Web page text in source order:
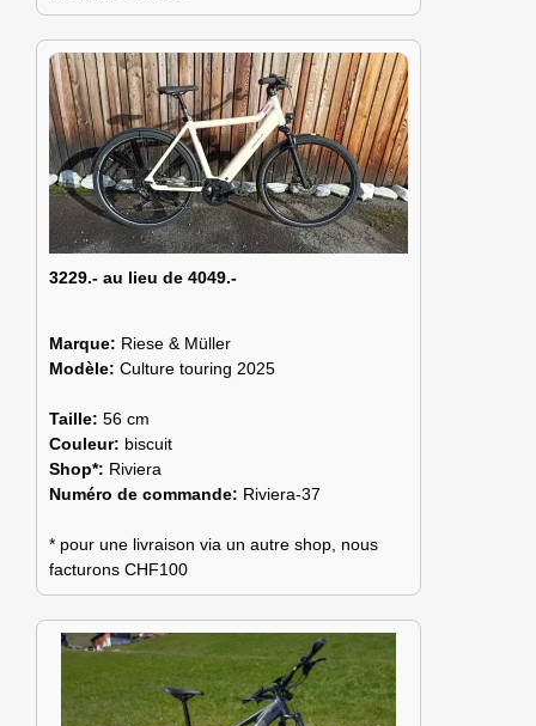
3229.- au lieu de 4049.-
Marque: Riese & Müller
Modèle: Culture touring 2025
Taille: 56 cm
Couleur: biscuit
Shop*: Riviera
Numéro de commande: Riviera-37
* pour une livraison via un autre shop, nous
facturons CHF100